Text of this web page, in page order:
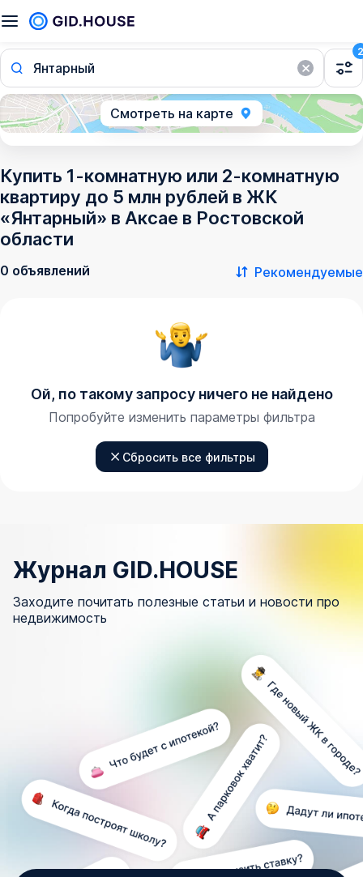
Янтарный
2
Смотреть на карте
Купить 1-комнатную или 2-комнатную
квартиру до 5 млн рублей в ЖК
«Янтарный» в Аксае в Ростовской
области
0 объявлений Рекомендуемые
Ой, по такому запросу ничего не найдено
Попробуйте изменить параметры фильтра
Сбросить все фильтры
Журнал GID.HOUSE
Заходите почитать полезные статьи и новости про
недвижимость